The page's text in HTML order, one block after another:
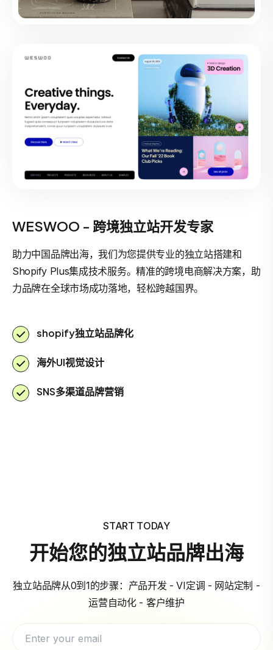
WESWOO - 跨境独立站开发专家
助力中国品牌出海，我们为您提供专业的独立站搭建和
Shopify Plus集成技术服务。精准的跨境电商解决方案，助
力品牌在全球市场成功落地，轻松跨越国界。
shopify独立站品牌化
海外UI视觉设计
SNS多渠道品牌营销
START TODAY
开始您的独立站品牌出海
独立站品牌从0到1的步骤：产品开发 - VI定调 - 网站定制 -
运营自动化 - 客户维护